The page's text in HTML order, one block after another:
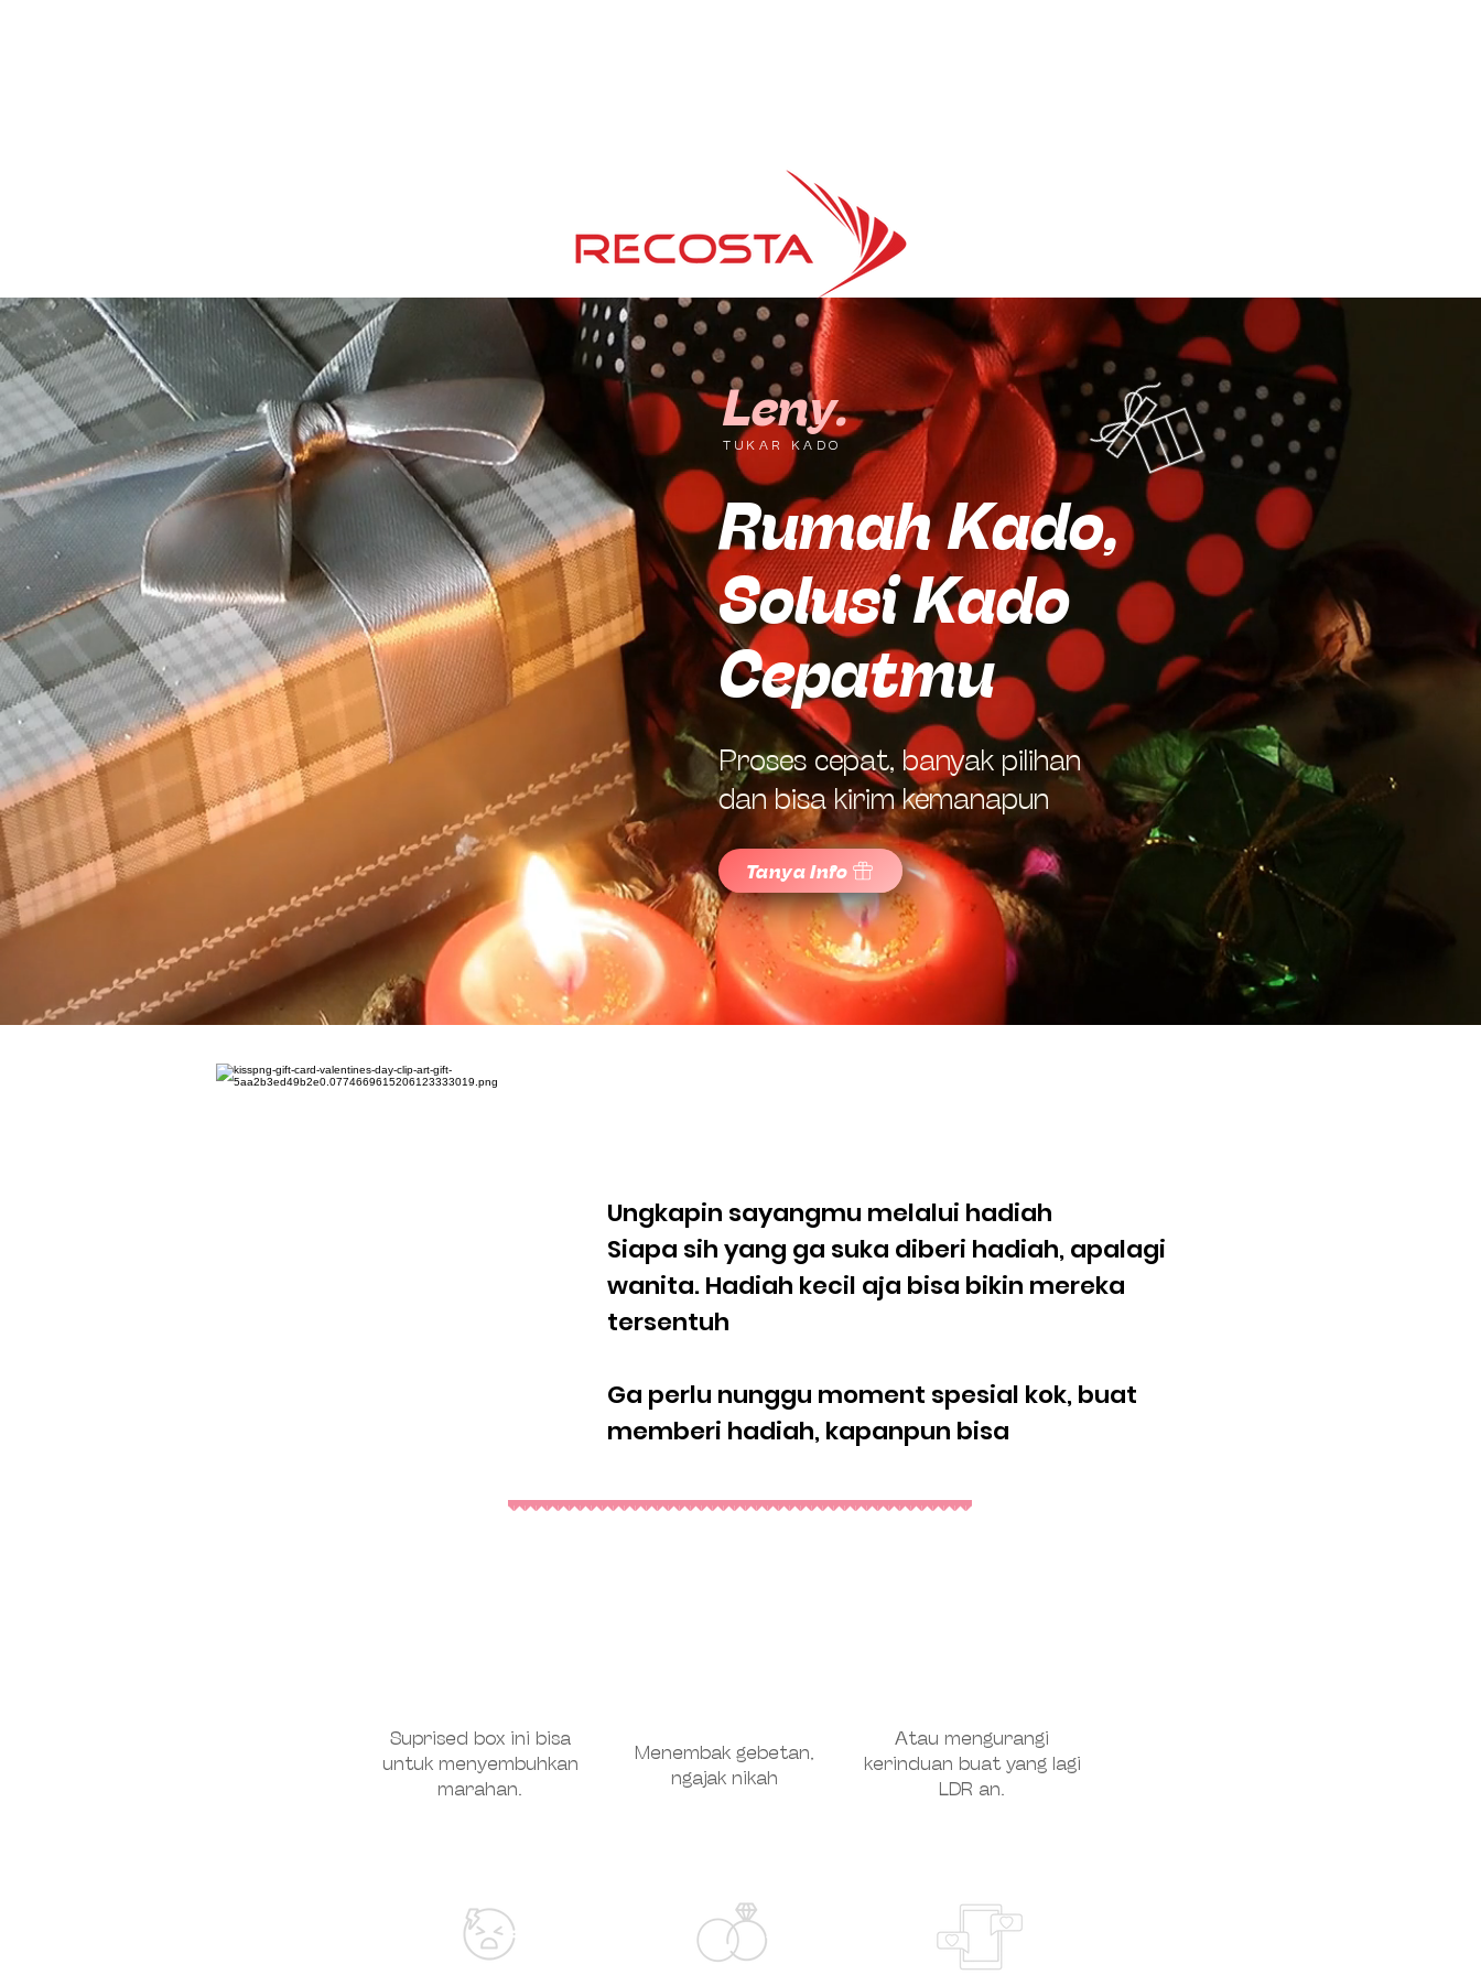
Leny.
TUKAR KADO
Rumah Kado,
Solusi Kado
Cepatmu
Proses cepat, banyak pilihan
dan bisa kirim kemanapun
Tanya Info
Ungkapin sayangmu melalui hadiah
Siapa sih yang ga suka diberi hadiah, apalagi
wanita. Hadiah kecil aja bisa bikin mereka
tersentuh
Ga perlu nunggu moment spesial kok, buat
memberi hadiah, kapanpun bisa
Suprised box ini bisa
untuk menyembuhkan
marahan.
Menembak gebetan,
ngajak nikah
Atau mengurangi
kerinduan buat yang lagi
LDR an.